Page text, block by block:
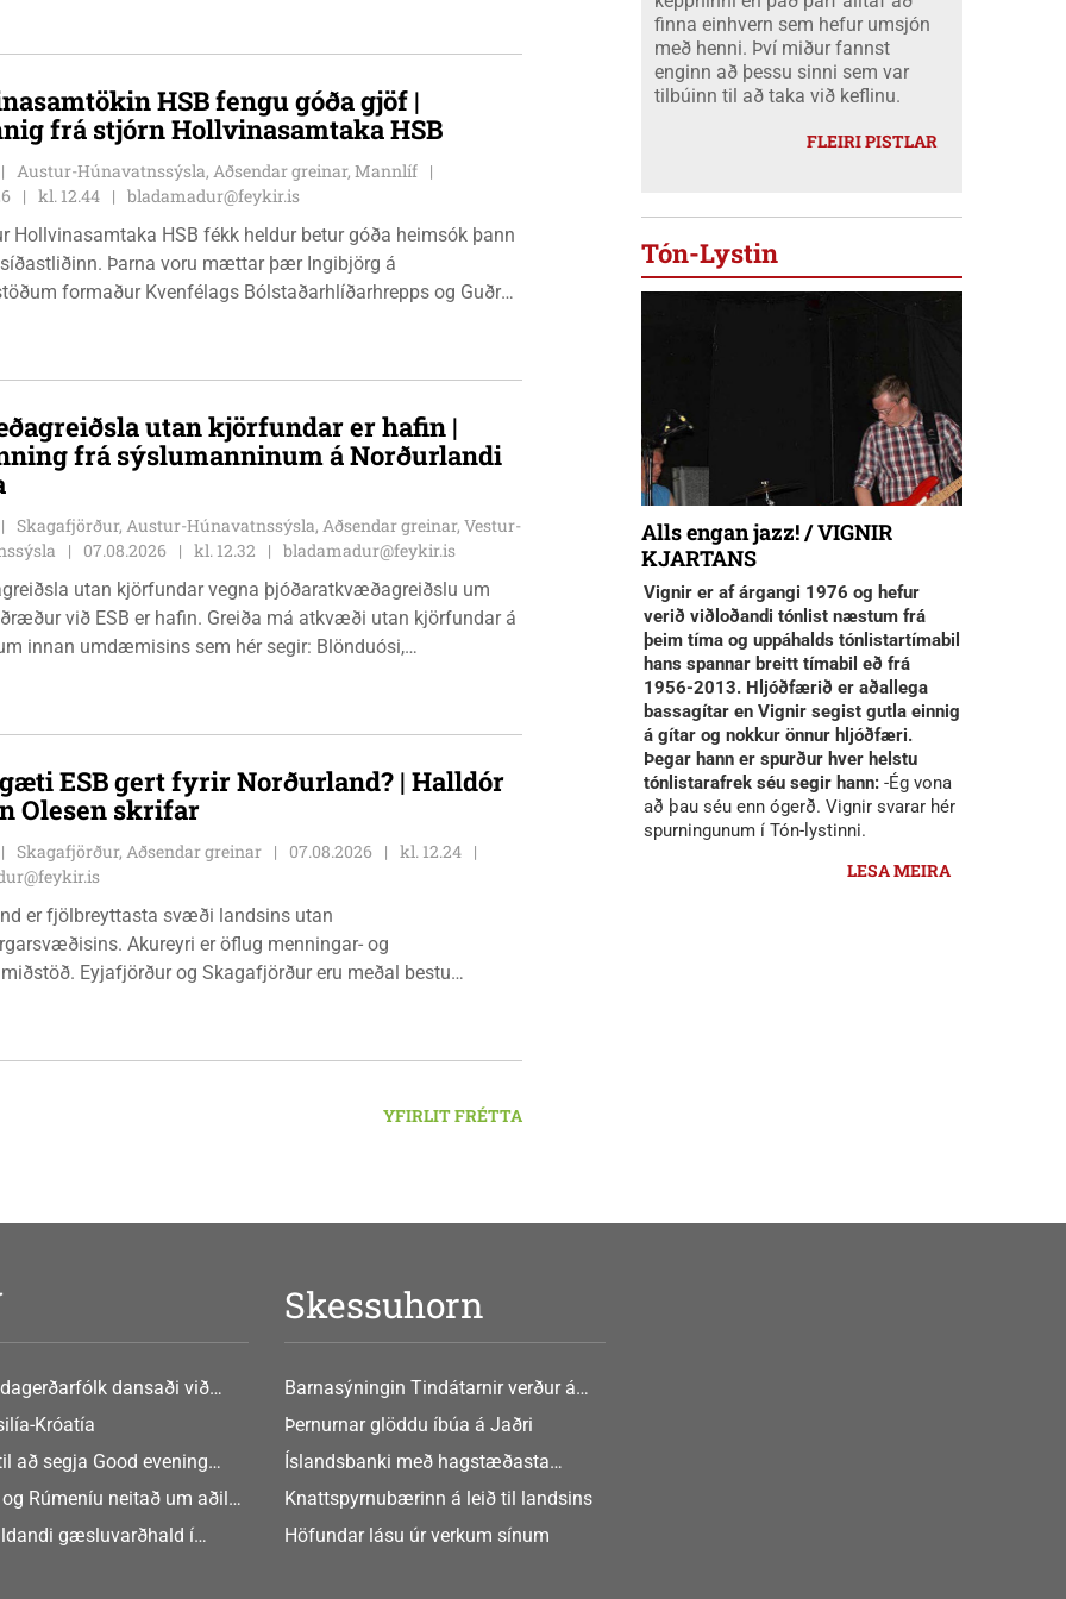
HSB fengu góða gjöf |
frá stjórn Hollvinasamtaka HSB
Austur-Húnavatnssýsla, Aðsendar greinar, Mannlíf
kl. 12.44
bladamadur@feykir.is
Hollvinasamtaka HSB fékk heldur betur góða heimsók þann
Þarna voru mættar þær Ingibjörg á
formaður Kvenfélags Bólstaðarhlíðarhrepps og Guðrún
í aðstöðu sjúkraþjálfara.
utan kjörfundar er hafin |
frá sýslumanninum á Norðurlandi
Skagafjörður, Austur-Húnavatnssýsla, Aðsendar greinar, Vestur-
07.08.2026 kl. 12.32
bladamadur@feykir.is
utan kjörfundar vegna þjóðaratkvæðagreiðslu um
er hafin. Greiða má atkvæði utan kjörfundar á
innan umdæmisins sem hér segir: Blönduósi,
- 15:00. Hvammstanga, ráðhúsi Húnaþings vestra að
og föstudaga kl. 10:00 - 12:00. Skagaströnd,
að Túnbraut 1-3, Skagaströnd, mánudaga -
kl. 09:00 - 12:00 og 13:00 - 15:00, frá og með
17. ágúst 2026.
ESB gert fyrir Norðurland? | Halldór
Olesen skrifar
Skagafjörður, Aðsendar greinar 07.08.2026
kl. 12.24
er fjölbreyttasta svæði landsins utan
Akureyri er öflug menningar- og
Eyjafjörður og Skagafjörður eru meðal bestu
og nýsköpun.
YFIRLIT FRÉTTA
finna einhvern sem hefur umsjón
með henni. Því miður fannst
enginn að þessu sinni sem var
tilbúinn til að taka við keflinu.
FLEIRI PISTLAR
Tón-Lystin
Alls engan jazz! / VIGNIR
KJARTANS
Vignir er af árgangi 1976 og hefur
verið viðloðandi tónlist næstum frá
þeim tíma og uppáhalds tónlistartímabil
hans spannar breitt tímabil eð frá
1956-2013. Hljóðfærið er aðallega
bassagítar en Vignir segist gutla einnig
á gítar og nokkur önnur hljóðfæri.
Þegar hann er spurður hver helstu
tónlistarafrek séu segir hann: -Ég vona
að þau séu enn ógerð. Vignir svarar hér
spurningunum í Tón-lystinni.
LESA MEIRA
dansaði við
Króatía
að segja Good evening
Rúmeníu neitað um aðild
gæsluvarðhald í
Skessuhorn
Barnasýningin Tindátarnir verður á
Bókasafni Akraness í dag ? tónlist
eftir Soffíu Björg
Þernurnar glöddu íbúa á Jaðri
Íslandsbanki með hagstæðasta
tilboðið
Knattspyrnubærinn á leið til landsins
Höfundar lásu úr verkum sínum